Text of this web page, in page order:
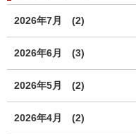
2026年7月 (2)
2026年6月 (3)
2026年5月 (2)
2026年4月 (2)